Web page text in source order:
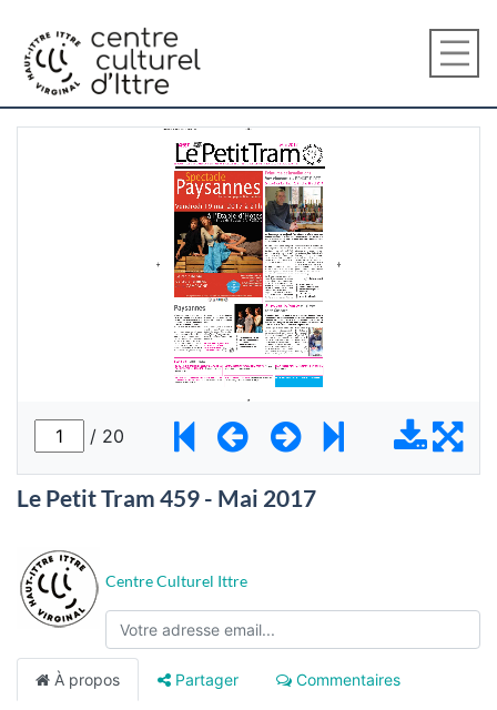
Le Petit Tram 459 - Mai 2017
Centre Culturel Ittre
À propos Partager Commentaires